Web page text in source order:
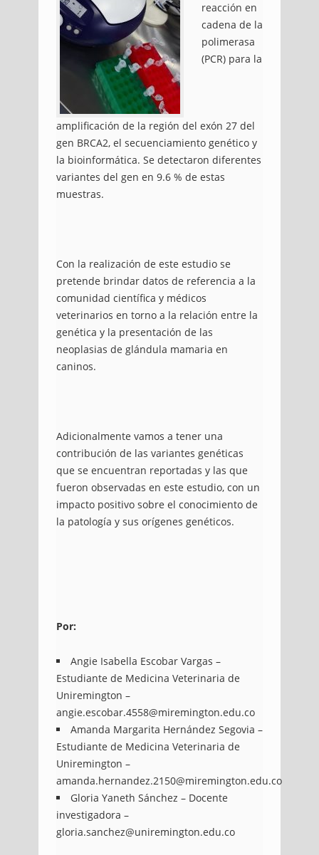
reacción en
cadena de la
polimerasa
(PCR) para la
amplificación de la región del exón 27 del
gen BRCA2, el secuenciamiento genético y
la bioinformática. Se detectaron diferentes
variantes del gen en 9.6 % de estas
muestras.
Con la realización de este estudio se
pretende brindar datos de referencia a la
comunidad científica y médicos
veterinarios en torno a la relación entre la
genética y la presentación de las
neoplasias de glándula mamaria en
caninos.
Adicionalmente vamos a tener una
contribución de las variantes genéticas
que se encuentran reportadas y las que
fueron observadas en este estudio, con un
impacto positivo sobre el conocimiento de
la patología y sus orígenes genéticos.
Por:
Angie Isabella Escobar Vargas –
Estudiante de Medicina Veterinaria de
Uniremington –
angie.escobar.4558@miremington.edu.co
Amanda Margarita Hernández Segovia –
Estudiante de Medicina Veterinaria de
Uniremington –
amanda.hernandez.2150@miremington.edu.co
Gloria Yaneth Sánchez – Docente
investigadora –
gloria.sanchez@uniremington.edu.co